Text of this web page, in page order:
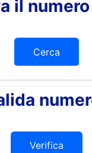
il numero
Cerca
Verifica